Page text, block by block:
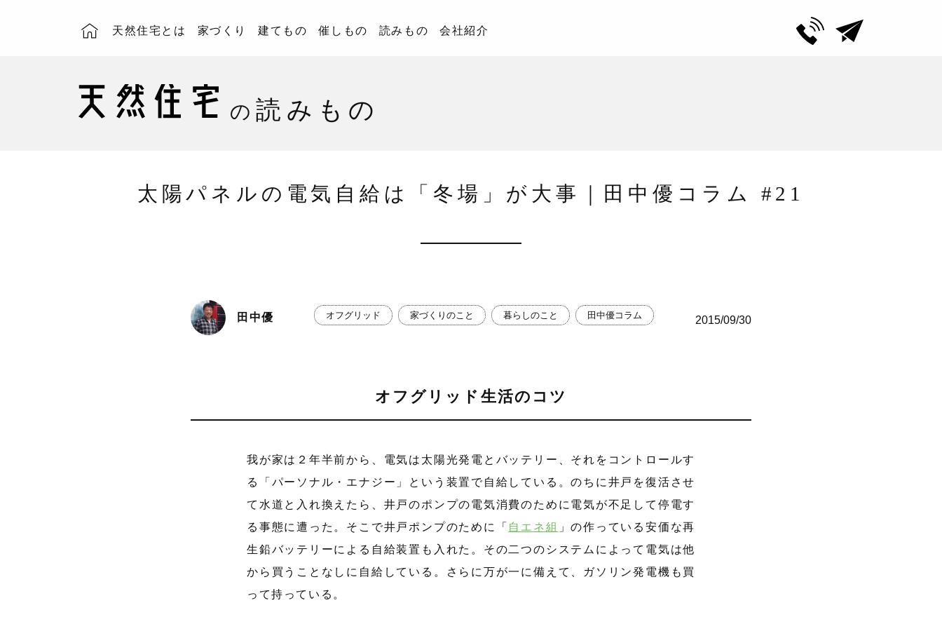
天然住宅とは 家づくり 建てもの 催しもの 読みもの 会社紹介
の読みもの
太陽パネルの電気自給は「冬場」が大事｜田中優コラム #21
田中優 オフグリッド 家づくりのこと 暮らしのこと 田中優コラム 2015/09/30
オフグリッド生活のコツ
我が家は２年半前から、電気は太陽光発電とバッテリー、それをコントロールす
る「パーソナル・エナジー」という装置で自給している。のちに井戸を復活させ
て水道と入れ換えたら、井戸のポンプの電気消費のために電気が不足して停電す
る事態に遭った。そこで井戸ポンプのために「 自エネ組 」の作っている安価な再
生鉛バッテリーによる自給装置も入れた。その二つのシステムによって電気は他
から買うことなしに自給している。さらに万が一に備えて、ガソリン発電機も買
って持っている。